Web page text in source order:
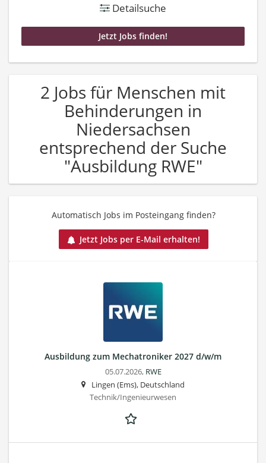
Detailsuche
2 Jobs für Menschen mit
Behinderungen in
Niedersachsen
entsprechend der Suche
"Ausbildung RWE"
Automatisch Jobs im Posteingang finden?
Jetzt Jobs per E-Mail erhalten!
Ausbildung zum Mechatroniker 2027 d/w/m
05.07.2026, RWE
Lingen (Ems), Deutschland
Technik/Ingenieurwesen